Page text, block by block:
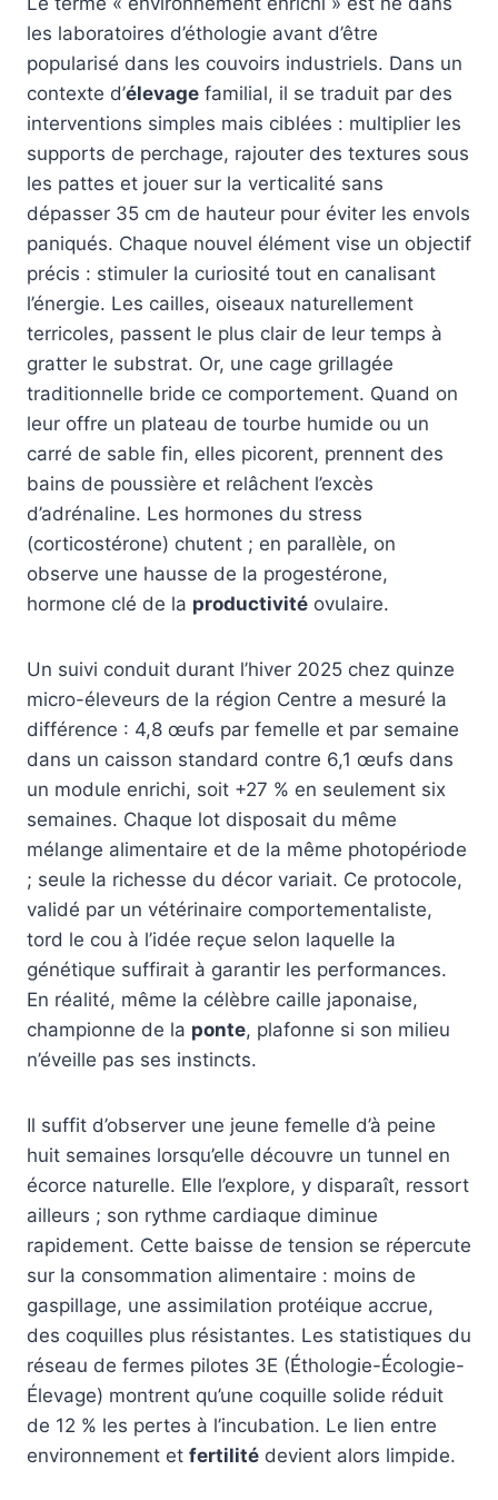
les laboratoires d’éthologie avant d’être
popularisé dans les couvoirs industriels. Dans un
contexte d’élevage familial, il se traduit par des
interventions simples mais ciblées : multiplier les
supports de perchage, rajouter des textures sous
les pattes et jouer sur la verticalité sans
dépasser 35 cm de hauteur pour éviter les envols
paniqués. Chaque nouvel élément vise un objectif
précis : stimuler la curiosité tout en canalisant
l’énergie. Les cailles, oiseaux naturellement
terricoles, passent le plus clair de leur temps à
gratter le substrat. Or, une cage grillagée
traditionnelle bride ce comportement. Quand on
leur offre un plateau de tourbe humide ou un
carré de sable fin, elles picorent, prennent des
bains de poussière et relâchent l’excès
d’adrénaline. Les hormones du stress
(corticostérone) chutent ; en parallèle, on
observe une hausse de la progestérone,
hormone clé de la productivité ovulaire.
Un suivi conduit durant l’hiver 2025 chez quinze
micro-éleveurs de la région Centre a mesuré la
différence : 4,8 œufs par femelle et par semaine
dans un caisson standard contre 6,1 œufs dans
un module enrichi, soit +27 % en seulement six
semaines. Chaque lot disposait du même
mélange alimentaire et de la même photopériode
; seule la richesse du décor variait. Ce protocole,
validé par un vétérinaire comportementaliste,
tord le cou à l’idée reçue selon laquelle la
génétique suffirait à garantir les performances.
En réalité, même la célèbre caille japonaise,
championne de la ponte, plafonne si son milieu
n’éveille pas ses instincts.
Il suffit d’observer une jeune femelle d’à peine
huit semaines lorsqu’elle découvre un tunnel en
écorce naturelle. Elle l’explore, y disparaît, ressort
ailleurs ; son rythme cardiaque diminue
rapidement. Cette baisse de tension se répercute
sur la consommation alimentaire : moins de
gaspillage, une assimilation protéique accrue,
des coquilles plus résistantes. Les statistiques du
réseau de fermes pilotes 3E (Éthologie-Écologie-
Élevage) montrent qu’une coquille solide réduit
de 12 % les pertes à l’incubation. Le lien entre
environnement et fertilité devient alors limpide.